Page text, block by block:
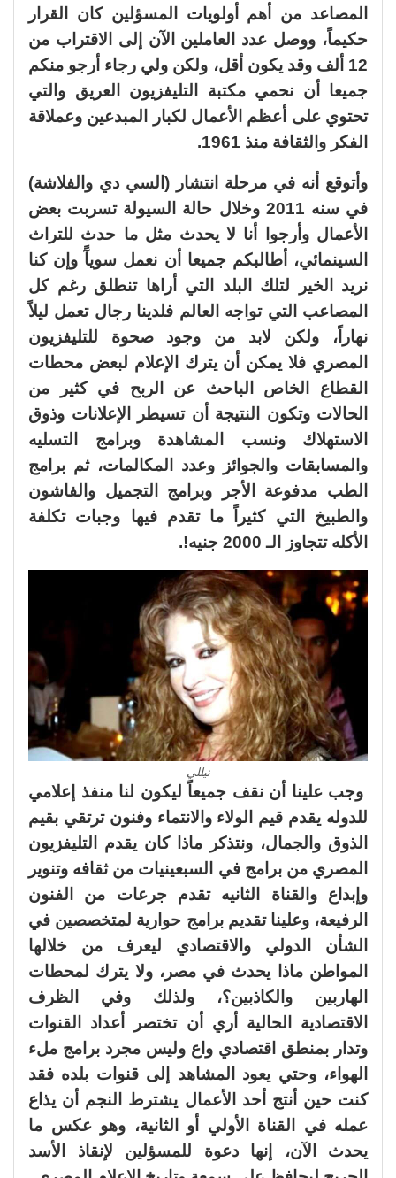
المصاعد من أهم أولويات المسؤلين كان القرار
حكيماً، ووصل عدد العاملين الآن إلى الاقتراب من
12 ألف وقد يكون أقل، ولكن ولي رجاء أرجو منكم
جميعا أن نحمي مكتبة التليفزيون العريق والتي
تحتوي على أعظم الأعمال لكبار المبدعين وعملاقة
الفكر والثقافة منذ 1961.
وأتوقع أنه في مرحلة انتشار (السي دي والفلاشة)
في سنه 2011 وخلال حالة السيولة تسربت بعض
الأعمال وأرجوا أنا لا يحدث مثل ما حدث للتراث
السينمائي، أطالبكم جميعا أن نعمل سويآً وإن كنا
نريد الخير لتلك البلد التي أراها تنطلق رغم كل
المصاعب التي تواجه العالم فلدينا رجال تعمل ليلاً
نهاراً، ولكن لابد من وجود صحوة للتليفزيون
المصري فلا يمكن أن يترك الإعلام لبعض محطات
القطاع الخاص الباحث عن الربح في كثير من
الحالات وتكون النتيجة أن تسيطر الإعلانات وذوق
الاستهلاك ونسب المشاهدة وبرامج التسليه
والمسابقات والجوائز وعدد المكالمات، ثم برامج
الطب مدفوعة الأجر وبرامج التجميل والفاشون
والطبيخ التي كثيراً ما تقدم فيها وجبات تكلفة
الأكله تتجاوز الـ 2000 جنيه!.
نيللي
وجب علينا أن نقف جميعاً ليكون لنا منفذ إعلامي
للدوله يقدم قيم الولاء والانتماء وفنون ترتقي بقيم
الذوق والجمال، ونتذكر ماذا كان يقدم التليفزيون
المصري من برامج في السبعينيات من ثقافه وتنوير
وإبداع والقناة الثانيه تقدم جرعات من الفنون
الرفيعة، وعلينا تقديم برامج حوارية لمتخصصين في
الشأن الدولي والاقتصادي ليعرف من خلالها
المواطن ماذا يحدث في مصر، ولا يترك لمحطات
الهاربين والكاذبين؟، ولذلك وفي الظرف
الاقتصادية الحالية أري أن تختصر أعداد القنوات
وتدار بمنطق اقتصادي واع وليس مجرد برامج ملء
الهواء، وحتي يعود المشاهد إلى قنوات بلده فقد
كنت حين أنتج أحد الأعمال يشترط النجم أن يذاع
عمله في القناة الأولي أو الثانية، وهو عكس ما
يحدث الآن، إنها دعوة للمسؤلين لإنقاذ الأسد